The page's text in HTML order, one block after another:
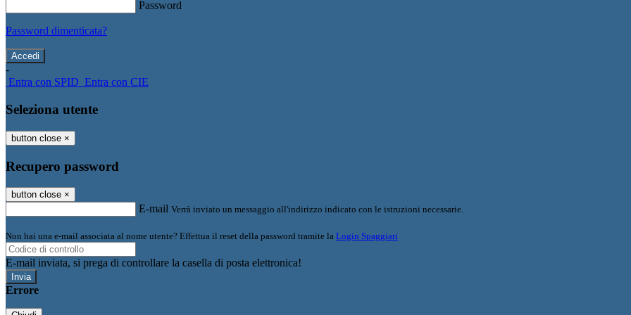
Password
Password dimenticata?
-
Entra con SPID Entra con CIE
Seleziona utente
button close ×
Recupero password
button close ×
E-mail Verrà inviato un messaggio all'indirizzo indicato con le istruzioni necessarie.
Non hai una e-mail associata al nome utente? Effettua il reset della password tramite la Login Spaggiari
E-mail inviata, si prega di controllare la casella di posta elettronica!
Errore